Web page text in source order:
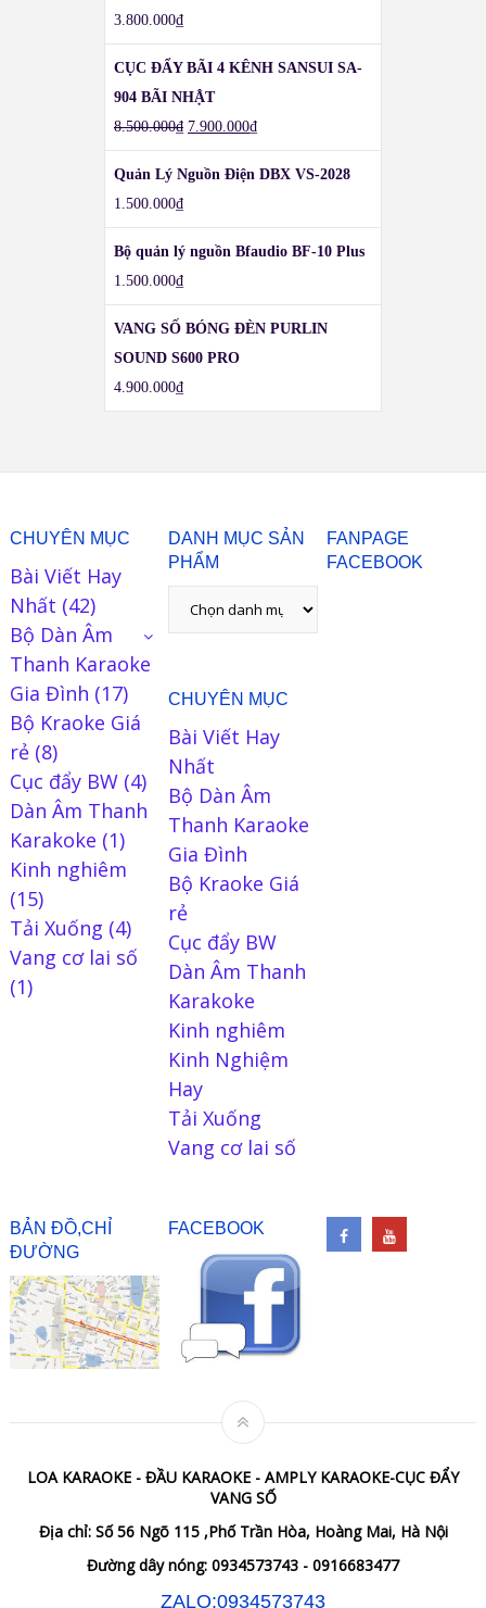
3.800.000₫
CỤC ĐẨY BÃI 4 KÊNH SANSUI SA-
904 BÃI NHẬT
8.500.000₫ 7.900.000₫
Quản Lý Nguồn Điện DBX VS-2028
1.500.000₫
Bộ quản lý nguồn Bfaudio BF-10 Plus
1.500.000₫
VANG SỐ BÓNG ĐÈN PURLIN
SOUND S600 PRO
4.900.000₫
CHUYÊN MỤC
Bài Viết Hay
Nhất (42)
Bộ Dàn Âm
Thanh Karaoke
Gia Đình (17)
Bộ Kraoke Giá
rẻ(8)
Cục đẩy BW(4)
Dàn Âm Thanh
Karakoke (1)
Kinh nghiêm
(15)
Tải Xuống (4)
Vang cơ lai số
(1)
DANH MỤC SẢN
PHẨM
CHUYÊN MỤC
Bài Viết Hay
Nhất
Bộ Dàn Âm
Thanh Karaoke
Gia Đình
Bộ Kraoke Giá
rẻ
Cục đẩy BW
Dàn Âm Thanh
Karakoke
Kinh nghiêm
Kinh Nghiệm
Hay
Tải Xuống
Vang cơ lai số
FANPAGE
FACEBOOK
BẢN ĐỒ,CHỈ
ĐƯỜNG
FACEBOOK
LOA KARAOKE - ĐẦU KARAOKE - AMPLY KARAOKE-CỤC ĐẨY
VANG SỐ
Địa chỉ: Số 56 Ngõ 115 ,Phố Trần Hòa, Hoàng Mai, Hà Nội
Đường dây nóng: 0934573743 - 0916683477
ZALO:0934573743